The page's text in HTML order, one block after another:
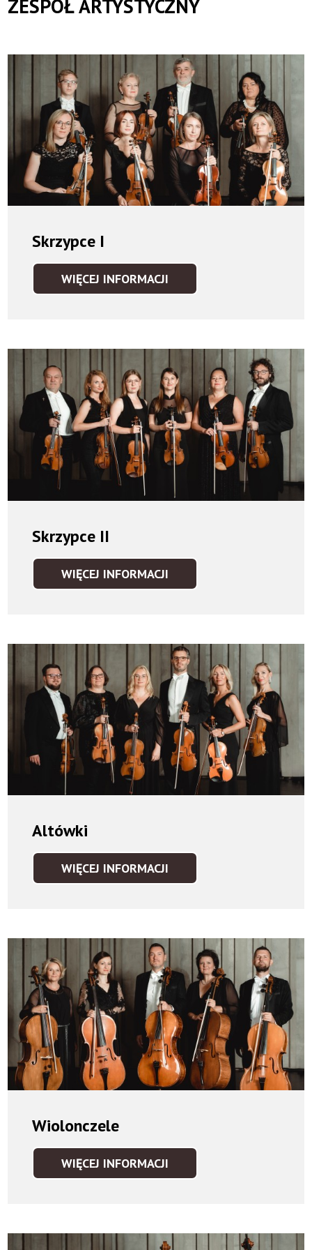
ZESPÓŁ ARTYSTYCZNY
Skrzypce I
WIĘCEJ INFORMACJI
SKRZYPCE
Skrzypce II
WIĘCEJ INFORMACJI
SKRZYPCE
Altówki
WIĘCEJ INFORMACJI
ALTÓWKI
Wiolonczele
WIĘCEJ INFORMACJI
WIOLONCZELE